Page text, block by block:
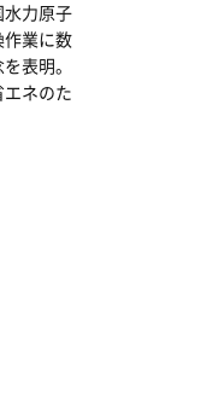
水力原子
作業に数
表明。
ネのた